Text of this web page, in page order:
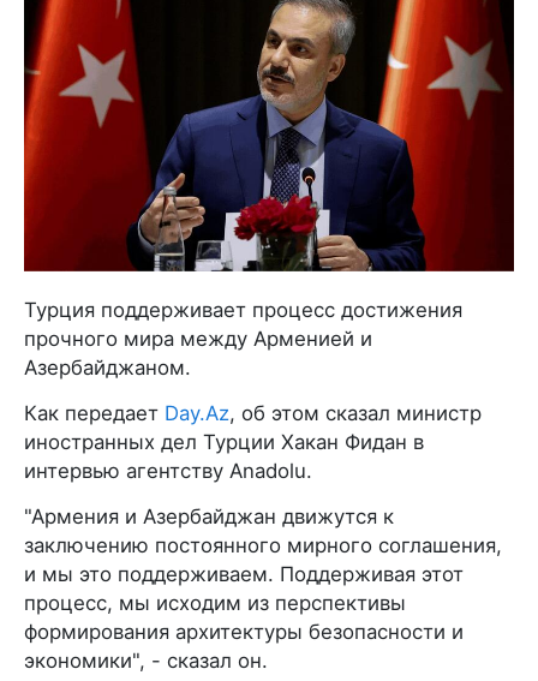
Турция поддерживает процесс достижения
прочного мира между Арменией и
Азербайджаном.
Как передает Day.Az, об этом сказал министр
иностранных дел Турции Хакан Фидан в
интервью агентству Anadolu.
"Армения и Азербайджан движутся к
заключению постоянного мирного соглашения,
и мы это поддерживаем. Поддерживая этот
процесс, мы исходим из перспективы
формирования архитектуры безопасности и
экономики", - сказал он.